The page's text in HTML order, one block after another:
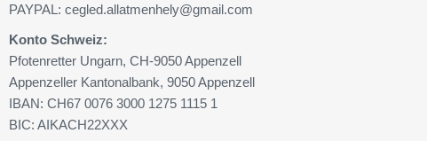
PAYPAL: cegled.allatmenhely@gmail.com
Konto Schweiz:
Pfotenretter Ungarn, CH-9050 Appenzell
Appenzeller Kantonalbank, 9050 Appenzell
IBAN: CH67 0076 3000 1275 1115 1
BIC: AIKACH22XXX